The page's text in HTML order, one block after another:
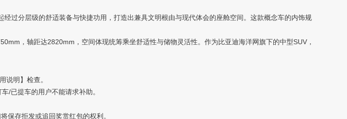
分层级的舒适装备与快捷功用，打造出兼具文明根由与现代体会的座舱空间。这款概念车的内饰规
，轴距达2820mm，空间体现统筹乘坐舒适性与储物灵活性。作为比亚迪海洋网旗下的中型SUV，
明】检查。
/已提车的用户不能请求补助。
存拒发或追回奖赏红包的权利。